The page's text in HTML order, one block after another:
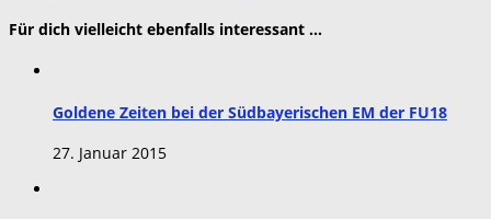
Für dich vielleicht ebenfalls interessant …
Goldene Zeiten bei der Südbayerischen EM der FU18
27. Januar 2015